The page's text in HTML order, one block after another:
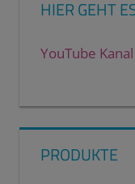
HIER GEHT
YouTube
PRODUKTE